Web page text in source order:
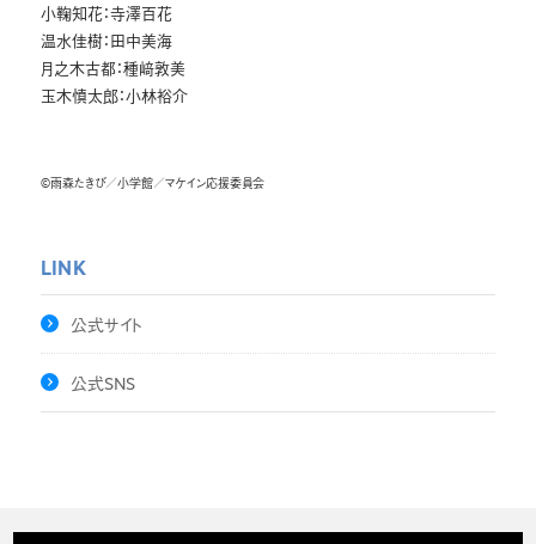
小鞠知花：寺澤百花
温水佳樹：田中美海
月之木古都：種﨑敦美
玉木慎太郎：小林裕介
©雨森たきび／小学館／マケイン応援委員会
LINK
公式サイト
公式SNS